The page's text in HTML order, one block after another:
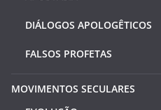
DIÁLOGOS APOLOGÊTICOS
FALSOS PROFETAS
MOVIMENTOS SECULARES